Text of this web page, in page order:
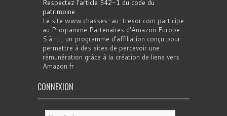
Respectez l'article 542-1 du code du
patrimoine.
Le site www.chasses-au-tresor.com participe
au Programme Partenaires d’Amazon Europe
S.à r.l., un programme d’affiliation conçu pour
permettre à des sites de percevoir une
rémunération grâce à la création de liens vers
Amazon.fr
CONNEXION